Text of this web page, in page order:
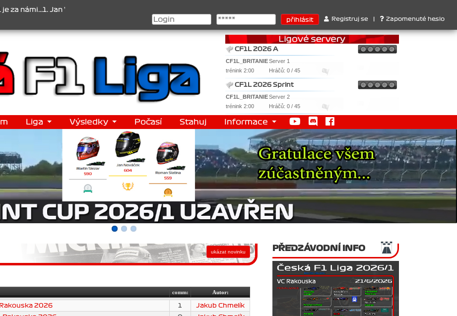
Jan Veselý , 2. Jan Nováček , 3. Jakub Chmelík , Pohár konstruktérů : 1. Ferrari . 2. Williams , 3. RedBull ..... SprintCup - 1.
Registruj se Zapomenuté heslo
CF1L 2026 A
CF1L_BRITANIEServer 1
trénink 2:00
Hráčů: 0 / 45
CF1L 2026 Sprint
CF1L_BRITANIEServer 2
trénink 2:00
Hráčů: 0 / 45
Liga Výsledky Počasí Stahuj Informace
comm: Autor:
2026 1
Jakub Chmelík
PŘEDZÁVODNÍ INFO